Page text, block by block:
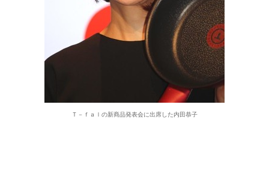
Ｔ－ｆａｌの新商品発表会に出席した内田恭子